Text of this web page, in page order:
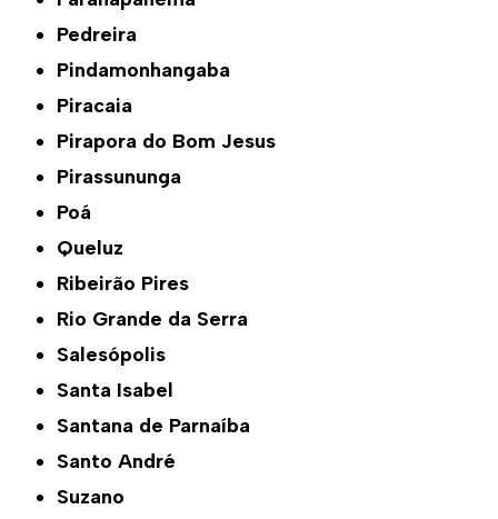
Pedreira
Pindamonhangaba
Piracaia
Pirapora do Bom Jesus
Pirassununga
Poá
Queluz
Ribeirão Pires
Rio Grande da Serra
Salesópolis
Santa Isabel
Santana de Parnaíba
Santo André
Suzano